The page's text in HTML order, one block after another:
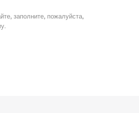
заполните, пожалуйста,